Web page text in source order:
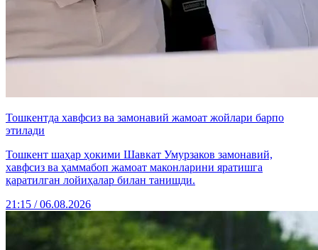
Тошкентда хавфсиз ва замонавий жамоат жойлари барпо
этилади
Тошкент шаҳар ҳокими Шавкат Умурзаков замонавий,
хавфсиз ва ҳаммабоп жамоат маконларини яратишга
қаратилган лойиҳалар билан танишди.
21:15 / 06.08.2026